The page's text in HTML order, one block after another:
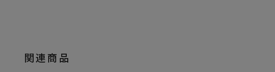
関連商品